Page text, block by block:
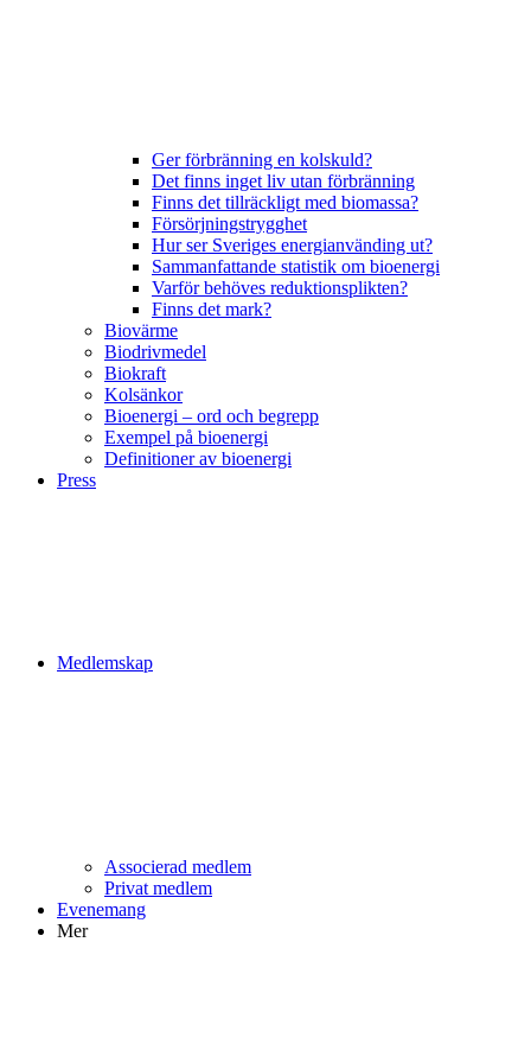
Ger förbränning en kolskuld?
Det finns inget liv utan förbränning
Finns det tillräckligt med biomassa?
Försörjningstrygghet
Hur ser Sveriges energianvänding ut?
Sammanfattande statistik om bioenergi
Varför behöves reduktionsplikten?
Finns det mark?
Biovärme
Biodrivmedel
Biokraft
Kolsänkor
Bioenergi – ord och begrepp
Exempel på bioenergi
Definitioner av bioenergi
Press
Medlemskap
Associerad medlem
Privat medlem
Evenemang
Mer